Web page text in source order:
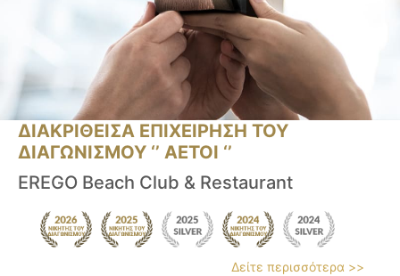
ΔΙΑΚΡΙΘΕΙΣΑ ΕΠΙΧΕΙΡΗΣΗ ΤΟΥ
ΔΙΑΓΩΝΙΣΜΟΥ ‘’ ΑΕΤΟΙ ‘’
EREGO Beach Club & Restaurant
Δείτε περισσότερα >>